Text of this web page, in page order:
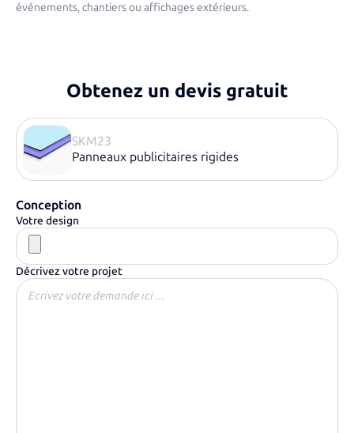
événements, chantiers ou affichages extérieurs.
Obtenez un devis gratuit
SKM23
Panneaux publicitaires rigides
Conception
Votre design
Décrivez votre projet